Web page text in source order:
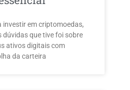
investir em criptomoedas,
dúvidas que tive foi sobre
ativos digitais com
da carteira